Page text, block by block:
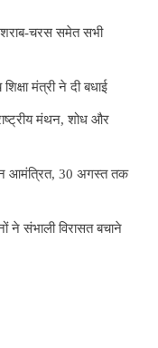
शराब-चरस समेत सभी
मंत्री ने दी बधाई
मंथन, शोध और
आमंत्रित, 30 अगस्त तक
ने संभाली विरासत बचाने